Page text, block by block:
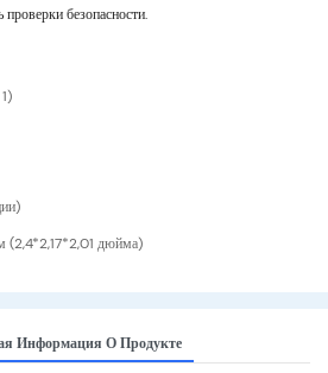
проверки безопасности.
(2,4*2,17*2,01 дюйма)
Информация О Продукте